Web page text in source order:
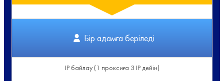
Бір адамға беріледі
IP байлау (1 проксиға 3 IP дейін)